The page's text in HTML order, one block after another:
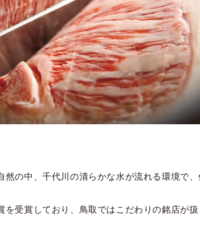
然の中、千代川の清らかな水が流れる環境で
受賞しており、鳥取ではこだわりの銘店が扱